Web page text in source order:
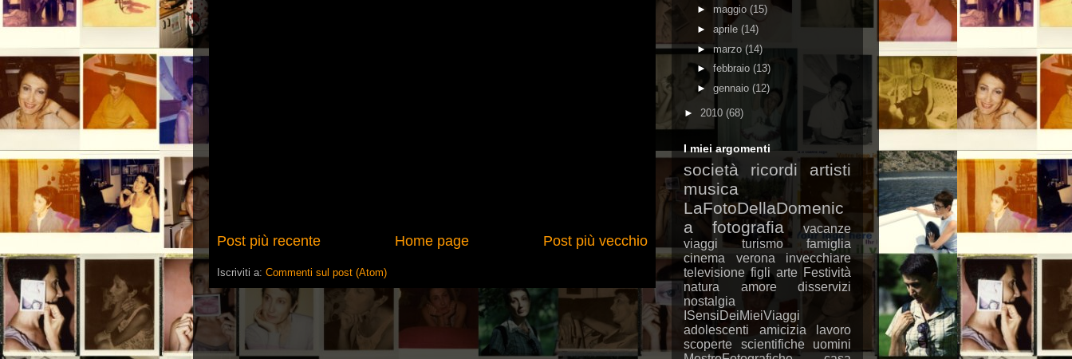
Post più recente Post più vecchio
Home page
Iscriviti a: Commenti sul post (Atom)
► maggio (15)
► aprile (14)
►marzo (14)
► febbraio (13)
► gennaio (12)
► 2010 (68)
I miei argomenti
società ricordi
artisti
musica
LaFotoDellaDomenic
a
fotografia
vacanze
viaggi
turismo
famiglia
cinema
verona
invecchiare
televisione figli arte Festività
natura
amore
disservizi
nostalgia
ISensiDeiMieiViaggi
adolescenti
amicizia
lavoro
scoperte scientifiche
uomini